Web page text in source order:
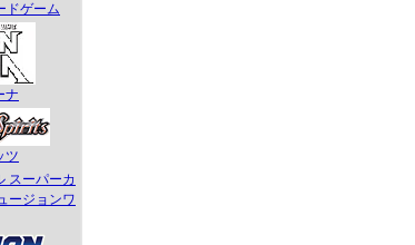
ドゲーム
ナ
ツ
スーパーカ
ージョンワ